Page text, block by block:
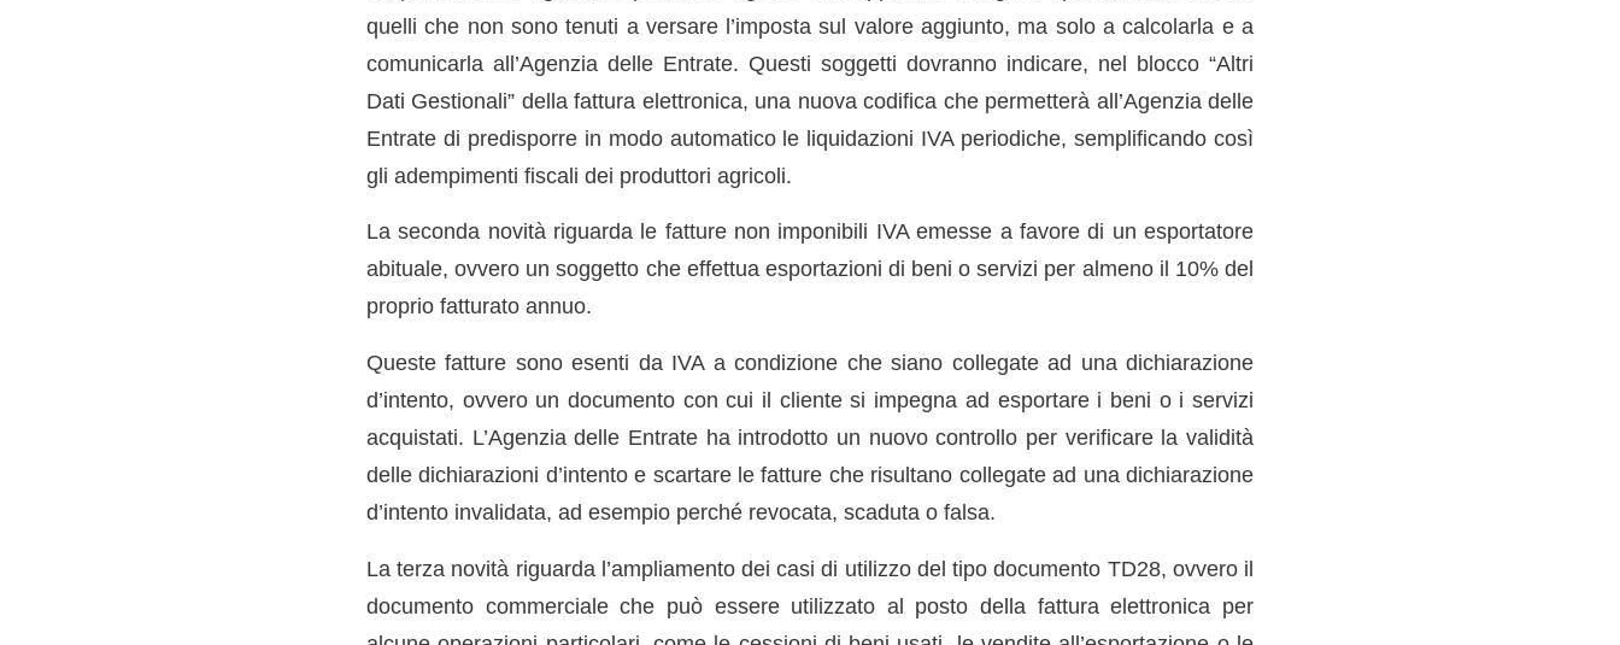
quelli che non sono tenuti a versare l’imposta sul valore aggiunto, ma solo a calcolarla e a
comunicarla all’Agenzia delle Entrate. Questi soggetti dovranno indicare, nel blocco “Altri
Dati Gestionali” della fattura elettronica, una nuova codifica che permetterà all’Agenzia delle
Entrate di predisporre in modo automatico le liquidazioni IVA periodiche, semplificando così
gli adempimenti fiscali dei produttori agricoli.
La seconda novità riguarda le fatture non imponibili IVA emesse a favore di un esportatore
abituale, ovvero un soggetto che effettua esportazioni di beni o servizi per almeno il 10% del
proprio fatturato annuo.
Queste fatture sono esenti da IVA a condizione che siano collegate ad una dichiarazione
d’intento, ovvero un documento con cui il cliente si impegna ad esportare i beni o i servizi
acquistati. L’Agenzia delle Entrate ha introdotto un nuovo controllo per verificare la validità
delle dichiarazioni d’intento e scartare le fatture che risultano collegate ad una dichiarazione
d’intento invalidata, ad esempio perché revocata, scaduta o falsa.
La terza novità riguarda l’ampliamento dei casi di utilizzo del tipo documento TD28, ovvero il
documento commerciale che può essere utilizzato al posto della fattura elettronica per